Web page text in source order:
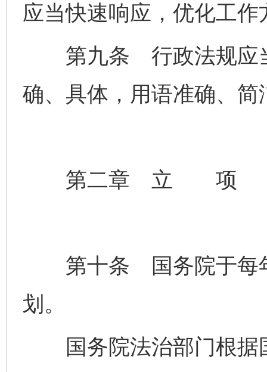
应当快速响应，优化工
第九条 行政法规应当
确、具体，用语准确、
第二章 立 项
第十条 国务院于每年
划。
国务院法治部门根据